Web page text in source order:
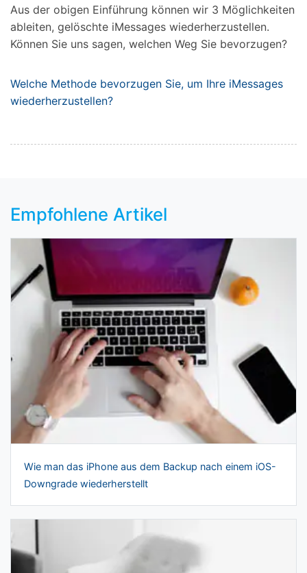
Aus der obigen Einführung können wir 3 Möglichkeiten
ableiten, gelöschte iMessages wiederherzustellen.
Können Sie uns sagen, welchen Weg Sie bevorzugen?
Welche Methode bevorzugen Sie, um Ihre iMessages
wiederherzustellen?
Empfohlene Artikel
Wie man das iPhone aus dem Backup nach einem iOS-
Downgrade wiederherstellt